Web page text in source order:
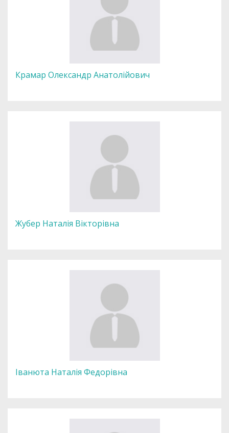
Крамар Олександр Анатолійович
Жубер Наталія Вікторівна
Іванюта Наталія Федорівна